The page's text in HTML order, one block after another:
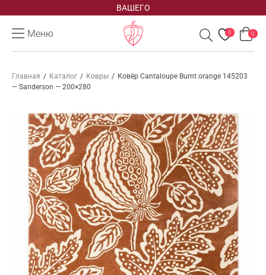
ВАШЕГО
Меню 0 0
Главная / Каталог / Ковры / Ковёр Cantaloupe Burnt orange 145203
— Sanderson — 200×280